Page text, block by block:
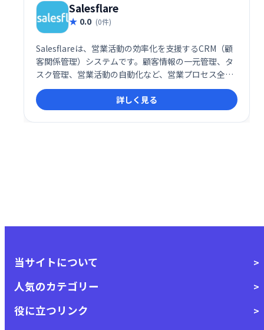
Salesflare
0.0 (0件)
Salesflareは、営業活動の効率化を支援するCRM（顧
客関係管理）システムです。顧客情報の一元管理、タ
スク管理、営業活動の自動化など、営業プロセス全体
を効率化します。直感的な操作性で、営業担当者の負
担を軽減し、売上向上に貢献します。
詳しく見る
当サイトについて
人気のカテゴリー
役に立つリンク